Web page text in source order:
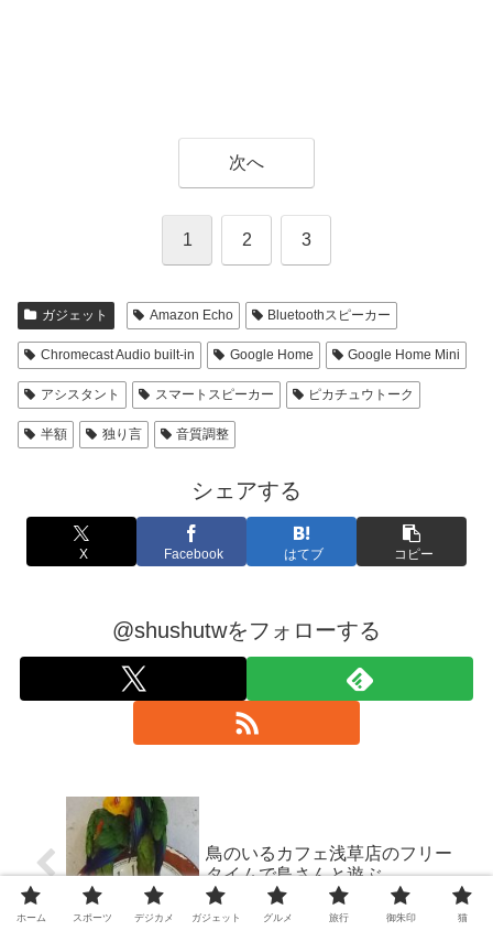
次へ
1 2 3
ガジェット Amazon Echo Bluetoothスピーカー
Chromecast Audio built-in Google Home Google Home Mini
アシスタント スマートスピーカー ピカチュウトーク
半額 独り言 音質調整
シェアする
X Facebook はてブ コピー
@shushutwをフォローする
鳥のいるカフェ浅草店のフリー
タイムで鳥さんと遊ぶ
ホーム スポーツ デジカメ ガジェット グルメ 旅行 御朱印 猫